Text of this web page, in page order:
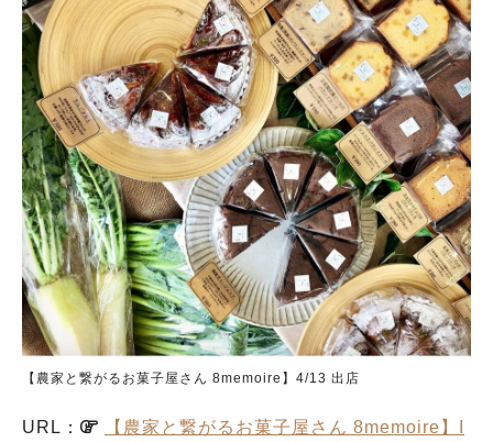
【農家と繋がるお菓子屋さん 8memoire】4/13 出店
URL：
【農家と繋がるお菓子屋さん 8memoire】I